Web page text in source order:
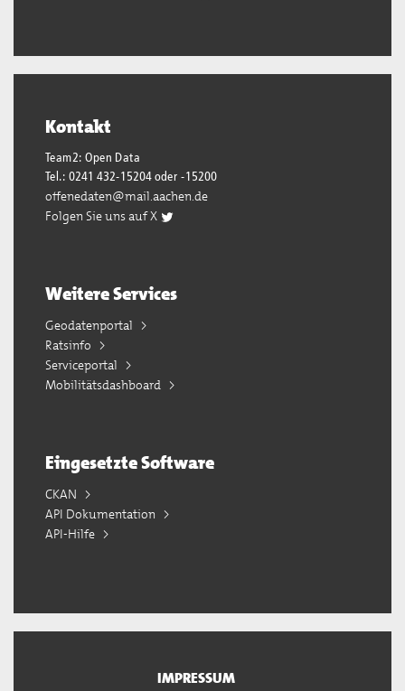
Kontakt
Team2: Open Data
Tel.: 0241 432-15204 oder -15200
offenedaten@mail.aachen.de
Folgen Sie uns auf X
Weitere Services
Geodatenportal
Ratsinfo
Serviceportal
Mobilitätsdashboard
Eingesetzte Software
CKAN
API Dokumentation
API-Hilfe
IMPRESSUM